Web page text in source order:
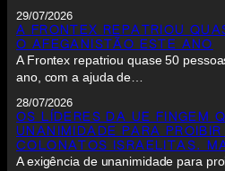
29/07/2026
A FRONTEX REPATRIOU
O AFEGANISTÃO ESTE ANO
A Frontex repatriou quase 50
ano, com a ajuda de…
28/07/2026
OS LÍDERES DA UE FINGEM
UNANIMIDADE PARA
COLONATOS ISRAELITAS.
A exigência de unanimidade para